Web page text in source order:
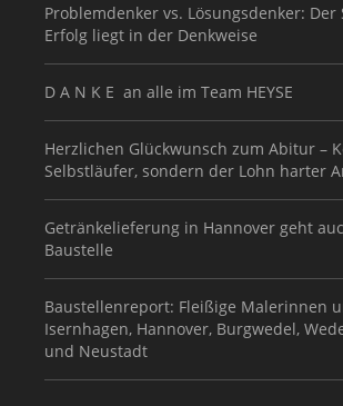
Problemdenker vs. Lösungsdenker: Der
Erfolg liegt in der Denkweise
D A N K E an alle im Team HEYSE
Herzlichen Glückwunsch zum Abitur –
Selbstläufer, sondern der Lohn harter
Getränkelieferung in Hannover geht
Baustelle
Baustellenreport: Fleißige Malerinnen
Isernhagen, Hannover, Burgwedel,
und Neustadt